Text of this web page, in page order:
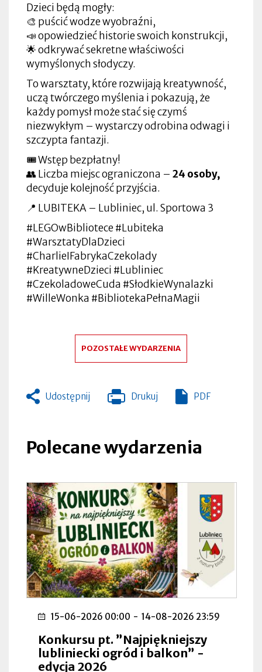
Dzieci będą mogły:
🎨 puścić wodze wyobraźni,
📣 opowiedzieć historie swoich konstrukcji,
🌟 odkrywać sekretne właściwości
wymyślonych słodyczy.
To warsztaty, które rozwijają kreatywność,
uczą twórczego myślenia i pokazują, że
każdy pomysł może stać się czymś
niezwykłym – wystarczy odrobina odwagi i
szczypta fantazji.
🎟 Wstęp bezpłatny!
👥 Liczba miejsc ograniczona – 24 osoby,
decyduje kolejność przyjścia.
📍 LUBITEKA – Lubliniec, ul. Sportowa 3
#LEGOwBibliotece #Lubiteka
#WarsztatyDlaDzieci
#CharlieIFabrykaCzekolady
#KreatywneDzieci #Lubliniec
#CzekoladoweCuda #SłodkieWynalazki
#WilleWonka #BibliotekaPełnaMagii
POZOSTAŁE WYDARZENIA
Udostępnij Drukuj
Otworzy
zakładce
PDF
Polecane wydarzenia
15-06-2026 00:00 - 14-08-2026 23:59
Konkursu pt. ”Najpiękniejszy
lubliniecki ogród i balkon” -
edycja 2026